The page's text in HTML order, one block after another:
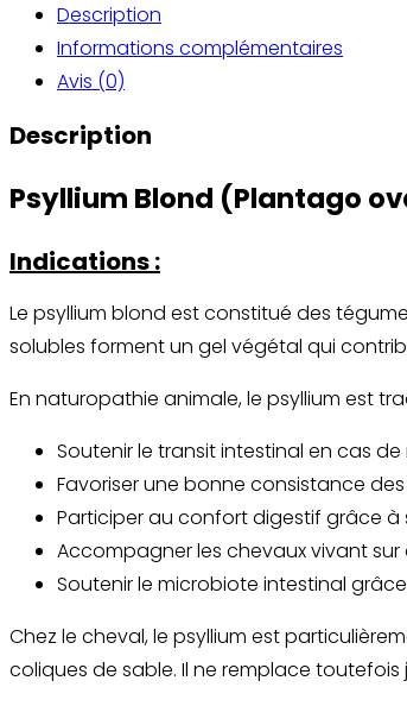
blond
(téguments)
Description
Informations complémentaires
Avis (0)
Description
Psyllium Blond (Plantago
Indications :
Le psyllium blond est constitué des
solubles forment un gel végétal qui
En naturopathie animale, le psyllium est
Soutenir le transit intestinal en cas
Favoriser une bonne consistance
Participer au confort digestif grâce
Accompagner les chevaux vivant sur
Soutenir le microbiote intestinal
Chez le cheval, le psyllium est
coliques de sable. Il ne remplace